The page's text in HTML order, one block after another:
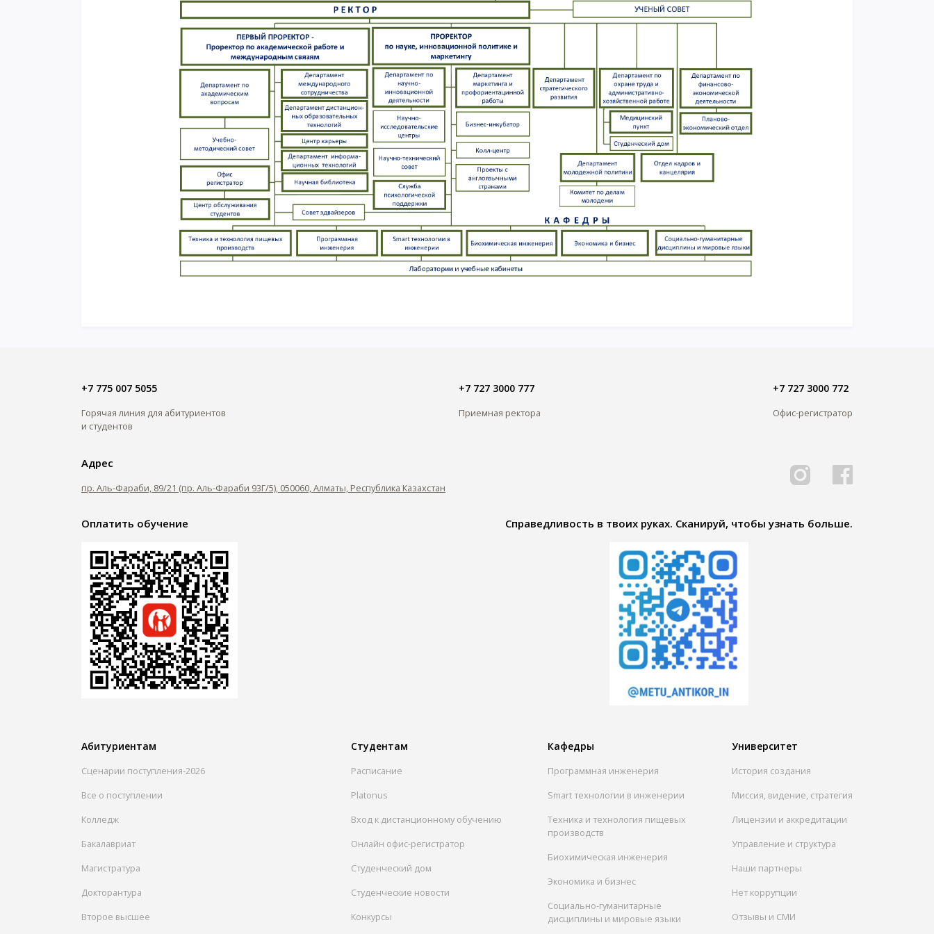
+7 775 007 5055
Горячая линия для абитуриентов
и студентов
+7 727 3000 777
Приемная ректора
+7 727 3000 772
Офис-регистратор
Адрес
пр. Аль-Фараби, 89/21 (пр. Аль-Фараби 93Г/5), 050060, Алматы, Республика Казахстан
Оплатить обучение Справедливость в твоих руках. Сканируй, чтобы узнать больше.
Абитуриентам
Сценарии поступления-2026
Все о поступлении
Колледж
Бакалавриат
Магистратура
Докторантура
Второе высшее
Студентам
Расписание
Platonus
Вход к дистанционному обучению
Онлайн офис-регистратор
Студенческий дом
Студенческие новости
Конкурсы
Кафедры
Программная инженерия
Smart технологии в инженерии
Техника и технология пищевых
производств
Биохимическая инженерия
Экономика и бизнес
Социально-гуманитарные
дисциплины и мировые языки
Университет
История создания
Миссия, видение, стратегия
Лицензии и аккредитации
Управление и структура
Наши партнеры
Нет коррупции
Отзывы и СМИ